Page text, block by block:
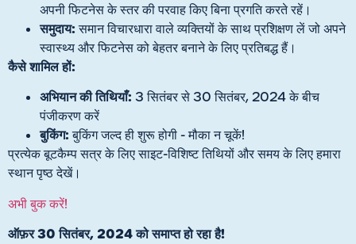
अपनी फिटनेस के स्तर की परवाह किए बिना प्रगति करते रहें।
समुदाय:समान विचारधारा वाले व्यक्तियों के साथ प्रशिक्षण लें जो अपने
स्वास्थ्य और फिटनेस को बेहतर बनाने के लिए प्रतिबद्ध हैं।
कैसे शामिल हों:
अभियान की तिथियाँ: 3 सितंबर से 30 सितंबर, 2024 के बीच
पंजीकरण करें
बुकिंग:बुकिंग जल्द ही शुरू होगी - मौका न चूकें!
प्रत्येक बूटकैम्प सत्र के लिए साइट-विशिष्ट तिथियों और समय के लिए हमारा
स्थान पृष्ठ देखें।
अभी बुक करें!
ऑफ़र 30 सितंबर, 2024 को समाप्त हो रहा है!